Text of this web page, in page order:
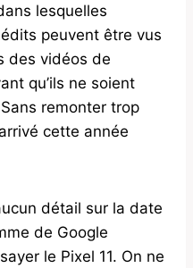
lesquelles
peuvent être vus
des vidéos de
qu’ils ne soient
remonter trop
cette année
détail sur la date
de Google
le Pixel 11. On ne